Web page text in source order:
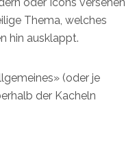
Thema, welches
hin ausklappt.
(oder je
der Kacheln